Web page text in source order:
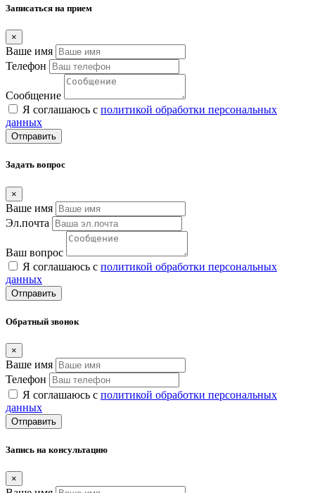
Записаться на прием
×
Ваше имя
Телефон
Сообщение
Я соглашаюсь с политикой обработки персональных
данных
Отправить
Задать вопрос
×
Ваше имя
Эл.почта
Ваш вопрос
Я соглашаюсь с политикой обработки персональных
данных
Отправить
Обратный звонок
×
Ваше имя
Телефон
Я соглашаюсь с политикой обработки персональных
данных
Отправить
Запись на консультацию
×